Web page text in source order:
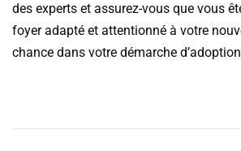
des experts et assurez-vous que vous
foyer adapté et attentionné à votre
chance dans votre démarche